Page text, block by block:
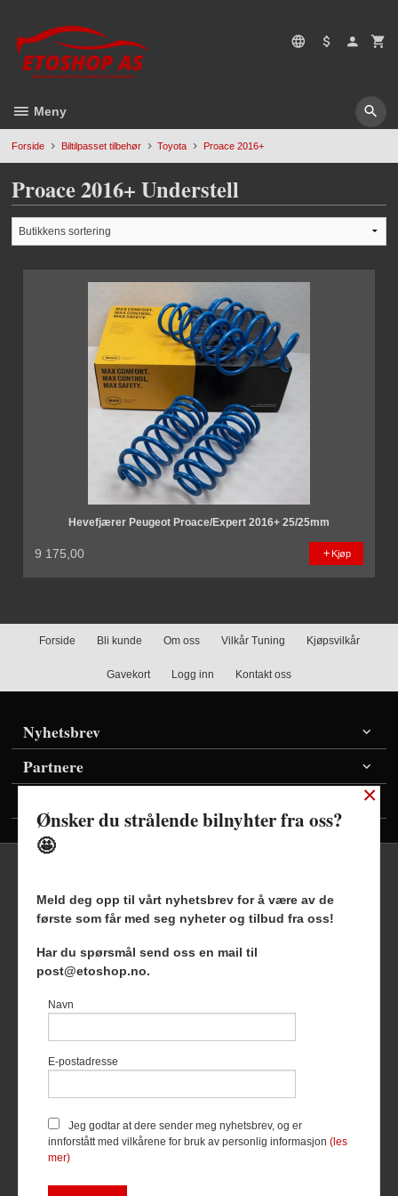
til
innholdet
Meny
Forside Biltilpasset tilbehør Toyota Proace 2016+
Proace 2016+ Understell
Hevefjærer Peugeot Proace/Expert 2016+ 25/25mm
9 175,00 Kjøp
Forside Bli kunde Om oss Vilkår Tuning Kjøpsvilkår
Gavekort Logg inn Kontakt oss
Nyhetsbrev
Partnere
Frakt Kjøpsbetingelser Sikkerhet og personvern
Nyhetsbrev Blogg
Foretaksregisteret 927127954
du får en bedre kjøpsopplevelse og
bruker cookies hovedsaklig til å
hva du har puttet i handlekurven
din. Fortsett å bruke siden som
mer
×
Ønsker du strålende bilnyhter fra oss?
🤩
Meld deg opp til vårt nyhetsbrev for å være av de
første som får med seg nyheter og tilbud fra oss!
Har du spørsmål send oss en mail til
post@etoshop.no.
Navn
E-postadresse
Jeg godtar at dere sender meg nyhetsbrev, og er
innforstått med vilkårene for bruk av personlig informasjon(les
mer)